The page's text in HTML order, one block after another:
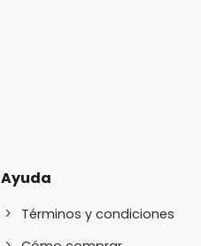
Ayuda
Términos y condiciones